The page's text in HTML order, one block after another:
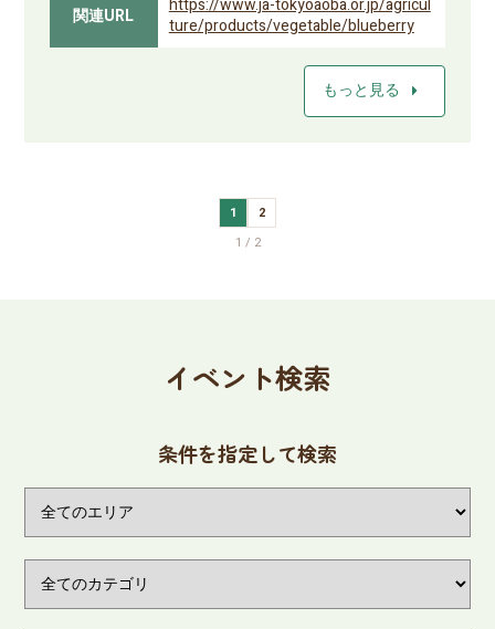
関連URL
https://www.ja-tokyoaoba.or.jp/agricul
ture/products/vegetable/blueberry
もっと見る arrow_right
1
2
1 / 2
イベント検索
条件を指定して検索